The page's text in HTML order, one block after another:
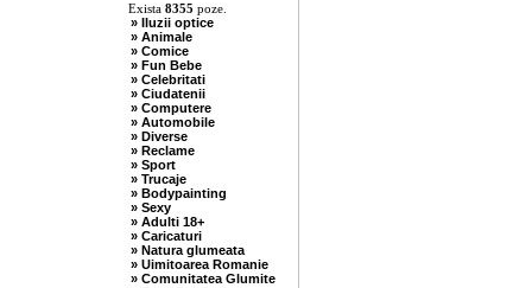
» Copii
» Craciun
» Cugetari
» Culmi
» Deocheate
» Diverse
» Doctori
» Elevi-Studenti
» Englezi
» Evrei
» Francezi
» Ingineri
» Ion si Maria
» Istorice
» Misogine
» Moldoveni
» Mosnegi
» Nebuni
» Negri
» Olteni
Exista 8355 poze.
» Iluzii optice
» Animale
» Comice
» Fun Bebe
» Celebritati
» Ciudatenii
» Computere
» Automobile
» Diverse
» Reclame
» Sport
» Trucaje
» Bodypainting
» Sexy
» Adulti 18+
» Caricaturi
» Natura glumeata
» Uimitoarea Romanie
» Comunitatea Glumite